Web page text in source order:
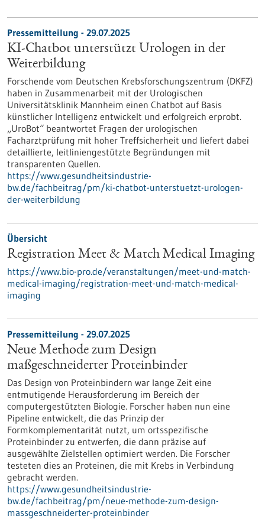
Pressemitteilung - 29.07.2025
KI-Chatbot unterstützt Urologen in der
Weiterbildung
Forschende vom Deutschen Krebsforschungszentrum (DKFZ)
haben in Zusammenarbeit mit der Urologischen
Universitätsklinik Mannheim einen Chatbot auf Basis
künstlicher Intelligenz entwickelt und erfolgreich erprobt.
„UroBot“ beantwortet Fragen der urologischen
Facharztprüfung mit hoher Treffsicherheit und liefert dabei
detaillierte, leitliniengestützte Begründungen mit
transparenten Quellen.
https://www.gesundheitsindustrie-
bw.de/fachbeitrag/pm/ki-chatbot-unterstuetzt-urologen-
der-weiterbildung
Übersicht
Registration Meet & Match Medical Imaging
https://www.bio-pro.de/veranstaltungen/meet-und-match-
medical-imaging/registration-meet-und-match-medical-
imaging
Pressemitteilung - 29.07.2025
Neue Methode zum Design
maßgeschneiderter Proteinbinder
Das Design von Proteinbindern war lange Zeit eine
entmutigende Herausforderung im Bereich der
computergestützten Biologie. Forscher haben nun eine
Pipeline entwickelt, die das Prinzip der
Formkomplementarität nutzt, um ortsspezifische
Proteinbinder zu entwerfen, die dann präzise auf
ausgewählte Zielstellen optimiert werden. Die Forscher
testeten dies an Proteinen, die mit Krebs in Verbindung
gebracht werden.
https://www.gesundheitsindustrie-
bw.de/fachbeitrag/pm/neue-methode-zum-design-
massgeschneiderter-proteinbinder